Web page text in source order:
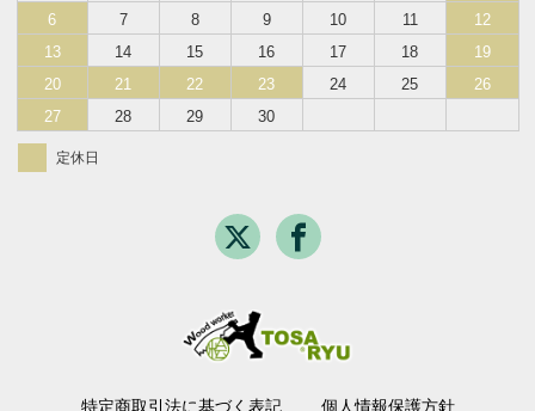
6
7 8 9 10 11
12
13
14 15 16 17 18
19
20
21 22 23 24 25
26
27
28 29 30
定休日
特定商取引法に基づく表記 個人情報保護方針